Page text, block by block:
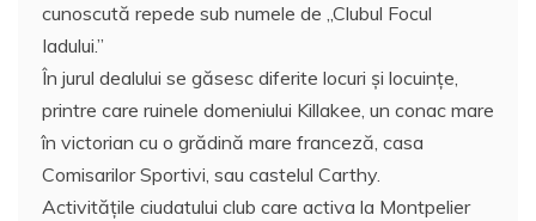
cunoscută repede sub numele de „Clubul Focul
Iadului.”
În jurul dealului se găsesc diferite locuri şi locuinţe,
printre care ruinele domeniului Killakee, un conac mare
în victorian cu o grădină mare franceză, casa
Comisarilor Sportivi, sau castelul Carthy.
Activitățile ciudatului club care activa la Montpelier